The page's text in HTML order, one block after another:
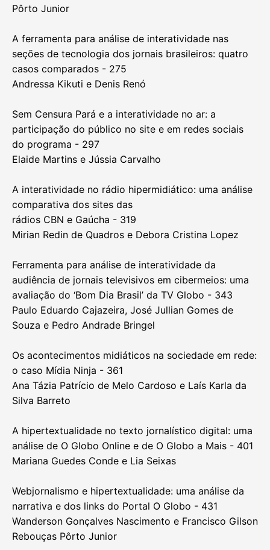
Pôrto Junior
A ferramenta para análise de interatividade nas
seções de tecnologia dos jornais brasileiros: quatro
casos comparados - 275
Andressa Kikuti e Denis Renó
Sem Censura Pará e a interatividade no ar: a
participação do público no site e em redes sociais
do programa - 297
Elaide Martins e Jússia Carvalho
A interatividade no rádio hipermidiático: uma análise
comparativa dos sites das
rádios CBN e Gaúcha - 319
Mirian Redin de Quadros e Debora Cristina Lopez
Ferramenta para análise de interatividade da
audiência de jornais televisivos em cibermeios: uma
avaliação do ‘Bom Dia Brasil’ da TV Globo - 343
Paulo Eduardo Cajazeira, José Jullian Gomes de
Souza e Pedro Andrade Bringel
Os acontecimentos midiáticos na sociedade em rede:
o caso Mídia Ninja - 361
Ana Tázia Patrício de Melo Cardoso e Laís Karla da
Silva Barreto
A hipertextualidade no texto jornalístico digital: uma
análise de O Globo Online e de O Globo a Mais - 401
Mariana Guedes Conde e Lia Seixas
Webjornalismo e hipertextualidade: uma análise da
narrativa e dos links do Portal O Globo - 431
Wanderson Gonçalves Nascimento e Francisco Gilson
Rebouças Pôrto Junior